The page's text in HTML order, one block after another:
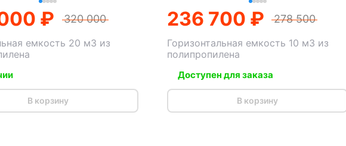
емкость 20 м3 из
₽ 320 000
В корзину
Горизонтальная емкость 10 м3 из
полипропилена
Доступен для заказа
236 700 ₽ 278 500
В корзину